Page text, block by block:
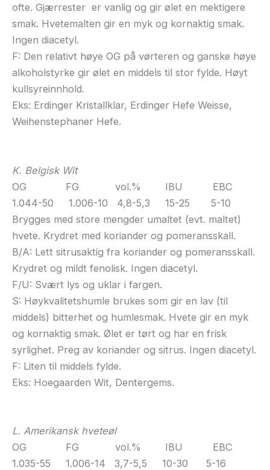
ofte. Gjærrester er vanlig og gir ølet en mektigere
smak. Hvetemalten gir en myk og kornaktig smak.
Ingen diacetyl.
F: Den relativt høye OG på vørteren og ganske høye
alkoholstyrke gir ølet en middels til stor fylde. Høyt
kullsyreinnhold.
Eks: Erdinger Kristallklar, Erdinger Hefe Weisse,
Weihenstephaner Hefe.
K. Belgisk Wit
OG FG vol.% IBU EBC
1.044-50 1.006-10 4,8-5,3 15-25 5-10
Brygges med store mengder umaltet (evt. maltet)
hvete. Krydret med koriander og pomeransskall.
B/A: Lett sitrusaktig fra koriander og pomeransskall.
Krydret og mildt fenolisk. Ingen diacetyl.
F/U: Svært lys og uklar i fargen.
S: Høykvalitetshumle brukes som gir en lav (til
middels) bitterhet og humlesmak. Hvete gir en myk
og kornaktig smak. Ølet er tørt og har en frisk
syrlighet. Preg av koriander og sitrus. Ingen diacetyl.
F: Liten til middels fylde.
Eks: Hoegaarden Wit, Dentergems.
L. Amerikansk hveteøl
OG FG vol.% IBU EBC
1.035-55 1.006-14 3,7-5,5 10-30 5-16